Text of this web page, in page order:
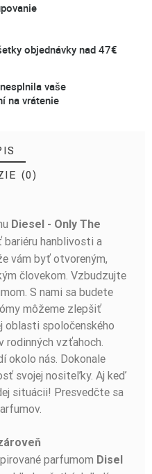
objednávky nad 47€
vaše
na vrátenie
(0)
Diesel - Only The
hanblivosti a
vám byť otvoreným,
človekom. Vzbudzujte
S nami sa budete
môžeme zlepšiť
oblasti spoločenského
rodinných vzťahoch.
okolo nás. Dokonale
svojej nositeľky. Aj keď
situácii! Presvedčte sa
parfumom Disel